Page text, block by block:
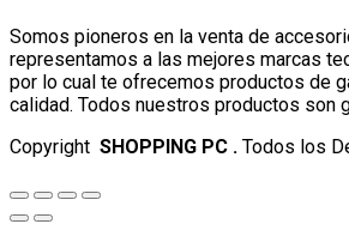
Somos pioneros en la venta de
representamos a las mejores marcas
por lo cual te ofrecemos productos de
calidad. Todos nuestros productos son
Copyright SHOPPING PC . Todos los